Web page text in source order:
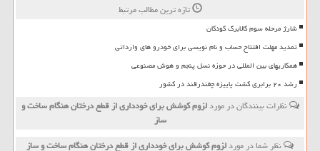
تازه ترین مطالب مرتبط
شارژ مرحله سوم کالابرگ کودکان
تمدید مهلت افتتاح حساب و نام نویسی برای خودرو های وارداتی
همکاریهای بین المللی در حوزه نسل پنجم و هوش مصنوعی
رشد ۲۰ برابری کشت پاییزه چغندرقند در کشور
نظرات بینندگان در موردلزوم كوشش برای خودداری از قطع درختان هنگام ساخت و
ساز
نظر شما در موردلزوم كوشش برای خودداری از قطع درختان هنگام ساخت و ساز